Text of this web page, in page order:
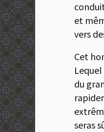
et
vers
Cet
du
seras